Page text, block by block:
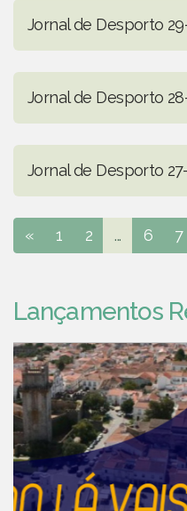
Jornal de Desporto
Jornal de Desporto
Jornal de Desporto
« 1 2 ... 6 7
Lançamentos